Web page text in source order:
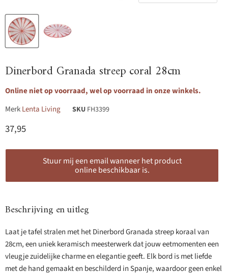
Dinerbord Granada streep coral 28cm
Online niet op voorraad, wel op voorraad in onze winkels.
MerkLenta Living SKU FH3399
Huidige prijs
37,95
Stuur mij een email wanneer het product
online beschikbaar is.
Beschrijving en uitleg
Laat je tafel stralen met het Dinerbord Granada streep koraal van
28cm, een uniek keramisch meesterwerk dat jouw eetmomenten een
vleugje zuidelijke charme en elegantie geeft. Elk bord is met liefde
met de hand gemaakt en beschilderd in Spanje, waardoor geen enkel